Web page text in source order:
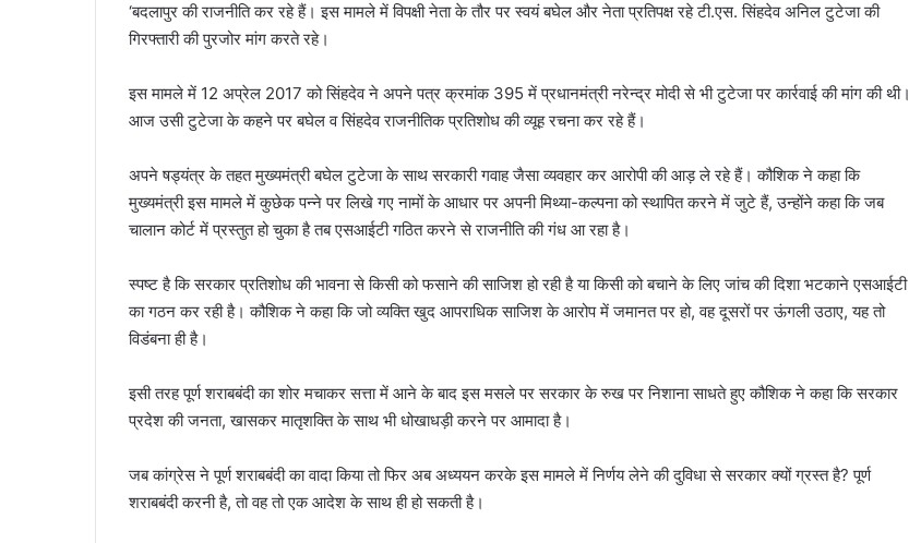
‘बदलापुर की राजनीति कर रहे हैं। इस मामले में विपक्षी नेता के तौर पर स्वयं बघेल और नेता प्रतिपक्ष रहे टी.एस. सिंहदेव अनिल टुटेजा की
गिरफ्तारी की पुरजोर मांग करते रहे।
इस मामले में 12 अप्रेल 2017 को सिंहदेव ने अपने पत्र क्रमांक 395 में प्रधानमंत्री नरेन्द्र मोदी से भी टुटेजा पर कार्रवाई की मांग की थी।
आज उसी टुटेजा के कहने पर बघेल व सिंहदेव राजनीतिक प्रतिशोध की व्यूह रचना कर रहे हैं।
अपने षड्यंत्र के तहत मुख्यमंत्री बघेल टुटेजा के साथ सरकारी गवाह जैसा व्यवहार कर आरोपी की आड़ ले रहे हैं। कौशिक ने कहा कि
मुख्यमंत्री इस मामले में कुछेक पन्ने पर लिखे गए नामों के आधार पर अपनी मिथ्या-कल्पना को स्थापित करने में जुटे हैं, उन्होंने कहा कि जब
चालान कोर्ट में प्रस्तुत हो चुका है तब एसआईटी गठित करने से राजनीति की गंध आ रहा है।
स्पष्ट है कि सरकार प्रतिशोध की भावना से किसी को फसाने की साजिश हो रही है या किसी को बचाने के लिए जांच की दिशा भटकाने एसआईटी
का गठन कर रही है। कौशिक ने कहा कि जो व्यक्ति खुद आपराधिक साजिश के आरोप में जमानत पर हो, वह दूसरों पर ऊंगली उठाए, यह तो
विडंबना ही है।
इसी तरह पूर्ण शराबबंदी का शोर मचाकर सत्ता में आने के बाद इस मसले पर सरकार के रुख पर निशाना साधते हुए कौशिक ने कहा कि सरकार
प्रदेश की जनता, खासकर मातृशक्ति के साथ भी धोखाधड़ी करने पर आमादा है।
जब कांग्रेस ने पूर्ण शराबबंदी का वादा किया तो फिर अब अध्ययन करके इस मामले में निर्णय लेने की दुविधा से सरकार क्यों ग्रस्त है? पूर्ण
शराबबंदी करनी है, तो वह तो एक आदेश के साथ ही हो सकती है।